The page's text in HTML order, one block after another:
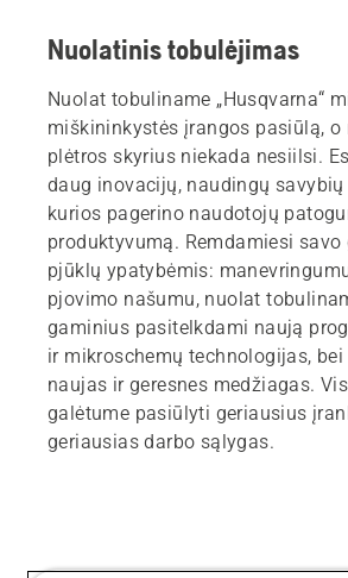
Nuolatinis tobulėjimas
Nuolat tobuliname „Husqvarna“
miškininkystės įrangos pasiūlą,
plėtros skyrius niekada nesiilsi.
daug inovacijų, naudingų
kurios pagerino naudotojų
produktyvumą. Remdamiesi
pjūklų ypatybėmis:
pjovimo našumu, nuolat
gaminius pasitelkdami naują
ir mikroschemų technologijas,
naujas ir geresnes medžiagas.
galėtume pasiūlyti geriausius
geriausias darbo sąlygas.